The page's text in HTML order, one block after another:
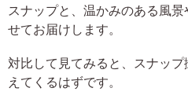
スナップと、温かみのある風
せてお届けします。
対比して見てみると、スナッ
えてくるはずです。